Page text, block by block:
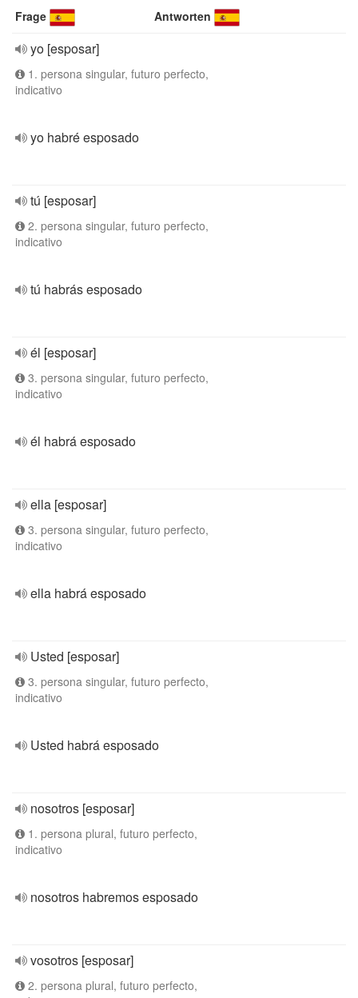
Frage Antworten
yo [esposar]
1. persona singular, futuro perfecto,
indicativo
yo habré esposado
tú [esposar]
2. persona singular, futuro perfecto,
indicativo
tú habrás esposado
él [esposar]
3. persona singular, futuro perfecto,
indicativo
él habrá esposado
ella [esposar]
3. persona singular, futuro perfecto,
indicativo
ella habrá esposado
Usted [esposar]
3. persona singular, futuro perfecto,
indicativo
Usted habrá esposado
nosotros [esposar]
1. persona plural, futuro perfecto,
indicativo
nosotros habremos esposado
vosotros [esposar]
2. persona plural, futuro perfecto,